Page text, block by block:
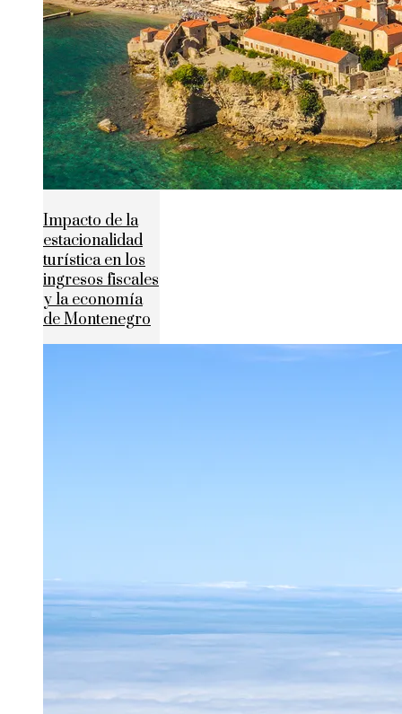
Impacto de la
estacionalidad
turística en los
ingresos fiscales
y la economía
de Montenegro